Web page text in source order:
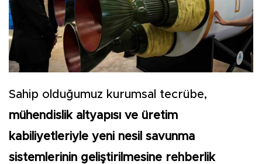
Sahip olduğumuz kurumsal tecrübe,
mühendislik altyapısı ve üretim
kabiliyetleriyle yeni nesil savunma
sistemlerinin geliştirilmesine rehberlik